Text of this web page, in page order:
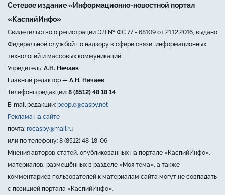
Сетевое издание «Информационно-новостной портал
«КаспийИнфо»
Свидетельство о регистрации ЭЛ № ФС 77 - 68109 от 21.12.2016, выдано
Федеральной службой по надзору в сфере связи, информационных
технологий и массовых коммуникаций
Учредитель: А.Н. Нечаев
Главный редактор — А.Н. Нечаев
Телефоны редакции: 8 (8512) 48 18 14
E-mail редакции: people@caspy.net
Реклама на сайте
почта: rocaspy@mail.ru
или по телефону: 8 (8512) 48-18-06
Мнения авторов статей, опубликованных на портале «КаспийИнфо»,
материалов, размещённых в разделе «Моя тема», а также
комментариев пользователей к материалам сайта могут не совпадать
с позицией портала «КаспийИнфо».